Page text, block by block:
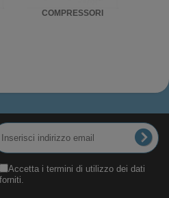
COMPRESSORI
Accetta i termini di utilizzo dei dati
forniti.